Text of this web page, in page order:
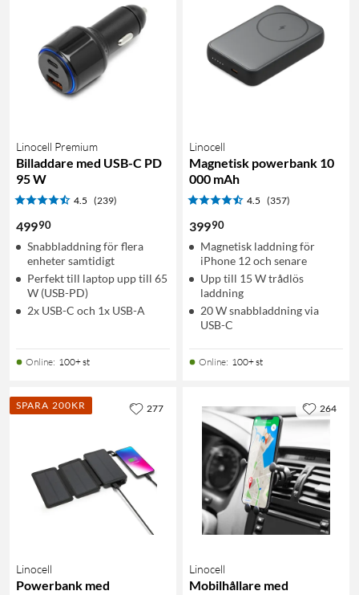
Linocell Premium
Billaddare med USB-C PD
95 W
4.5 (239)
49990
Snabbladdning för flera
enheter samtidigt
Perfekt till laptop upp till 65
W (USB-PD)
2x USB-C och 1x USB-A
Online: 100+ st
Linocell
Magnetisk powerbank 10
000 mAh
4.5 (357)
39990
Magnetisk laddning för
iPhone 12 och senare
Upp till 15 W trådlös
laddning
20 W snabbladdning via
USB-C
Online: 100+ st
SPARA 200KR
Linocell
Powerbank med
277
Linocell
Mobilhållare med
264